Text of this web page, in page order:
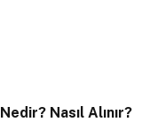
Nasıl Alınır?